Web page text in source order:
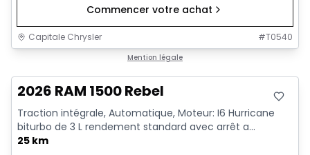
Commencer votre achat
Capitale Chrysler #T0540
Mention légale
2026 RAM 1500 Rebel
Traction intégrale, Automatique, Moteur: I6 Hurricane
biturbo de 3 L rendement standard avec arrêt a...
25 km